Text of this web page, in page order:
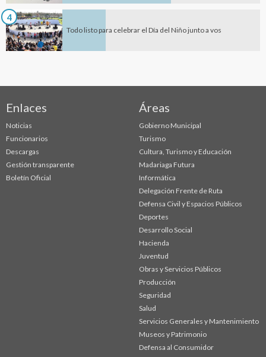
4
Todo listo para celebrar el Día del Niño junto a vos
Enlaces
Noticias
Funcionarios
Descargas
Gestión transparente
Boletín Oficial
Áreas
Gobierno Municipal
Turismo
Cultura, Turismo y Educación
Madariaga Futura
Informática
Delegación Frente de Ruta
Defensa Civil y Espacios Públicos
Deportes
Desarrollo Social
Hacienda
Juventud
Obras y Servicios Públicos
Producción
Seguridad
Salud
Servicios Generales y Mantenimiento
Museos y Patrimonio
Defensa al Consumidor